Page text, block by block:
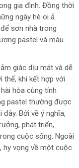
gia đình. Đồng thời
ngày hè oi ả.
sơn nhà trong
pastel và màu
giác dịu mát và dễ
thế, khi kết hợp với
hòa cùng tính
pastel thường được
Bởi về ý nghĩa,
phát triển,
cuộc sống. Ngoài
hy vọng về một cuộc